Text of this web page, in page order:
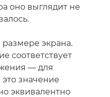
оно выглядит не
экрана.
соответствует
— для
значение
эквивалентно